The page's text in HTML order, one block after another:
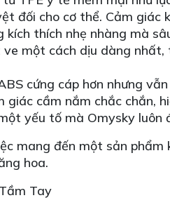
đối cho cơ thể. Cảm giác
thích nhẹ nhàng mà
một cách dịu dàng
cứng cáp hơn nhưng
cầm nắm chắc chắn,
yếu tố mà Omysky luôn
mang đến một sản
hoa.
Tay